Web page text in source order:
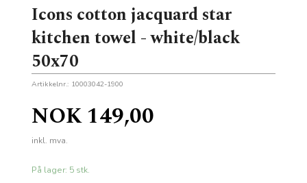
Icons cotton jacquard star
kitchen towel - white/black
50x70
Artikkelnr.: 10003042-1900
Pris
NOK149,00
inkl. mva.
På lager: 5 stk.